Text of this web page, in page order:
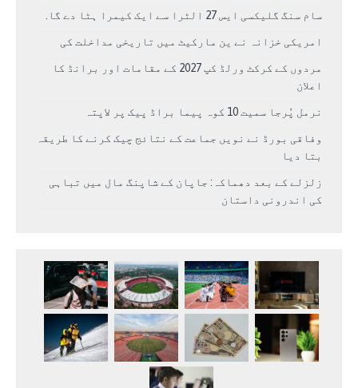
سام سنگ گلیکسی ایس 27 الٹرا سے ایک کیمرا ہٹا دے گا.
امریکی خزانہ نے ین مارکیٹ میں تاریخی مداخلت کی
مردوں کے کرکٹ ورلڈ کپ 2027 کے مقامات اور برانڈ کا
اعلان
نرمل پُرجا سمیت 10 کوہ پیما براڈ پیک پر لاپتہ
وفاقی بورڈ نے نویں جماعت کے نتائج چیک کرنے کا طریقہ
بتا دیا
زلزلے کے بعد دھماکہ: جاپان کے شاپنگ مال میں تباہی
کی اندرونی داستان